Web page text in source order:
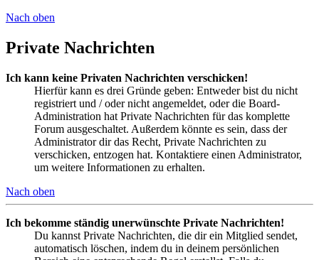
Nach oben
Private Nachrichten
Ich kann keine Privaten Nachrichten verschicken!
Hierfür kann es drei Gründe geben: Entweder bist du nicht
registriert und / oder nicht angemeldet, oder die Board-
Administration hat Private Nachrichten für das komplette
Forum ausgeschaltet. Außerdem könnte es sein, dass der
Administrator dir das Recht, Private Nachrichten zu
verschicken, entzogen hat. Kontaktiere einen Administrator,
um weitere Informationen zu erhalten.
Nach oben
Ich bekomme ständig unerwünschte Private Nachrichten!
Du kannst Private Nachrichten, die dir ein Mitglied sendet,
automatisch löschen, indem du in deinem persönlichen